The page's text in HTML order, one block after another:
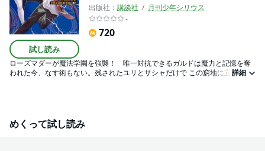
試し読み
出版社： 講談社
月刊少年シリウス
-
720
ローズマダーが魔法学園を強襲！ 唯一対抗できるガルドは魔力と記憶を奪
われた今、なす術もない。残されたユリとサシャだけで この窮地に立ち向か
詳細
めくって試し読み